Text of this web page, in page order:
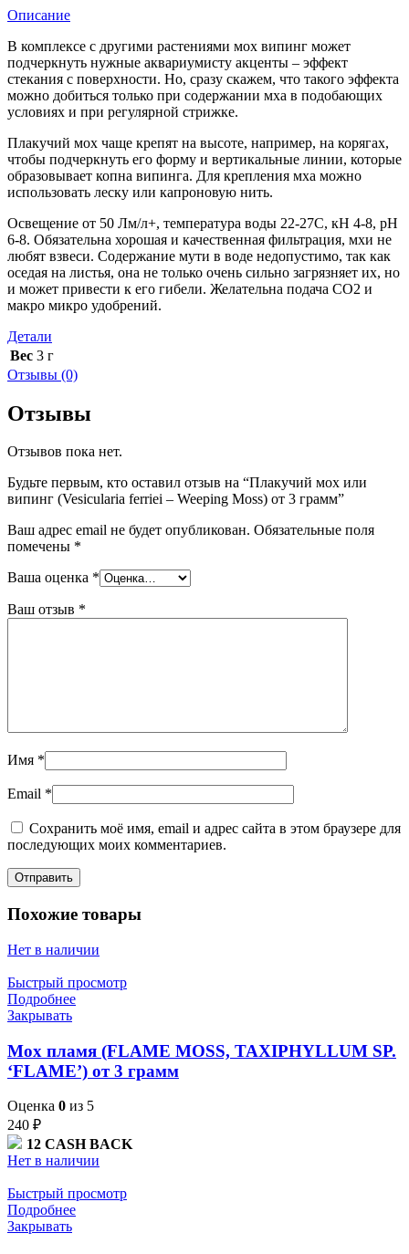
Описание
В комплексе с другими растениями мох випинг может
подчеркнуть нужные аквариумисту акценты – эффект
стекания с поверхности. Но, сразу скажем, что такого эффекта
можно добиться только при содержании мха в подобающих
условиях и при регулярной стрижке.
Плакучий мох чаще крепят на высоте, например, на корягах,
чтобы подчеркнуть его форму и вертикальные линии, которые
образовывает копна випинга. Для крепления мха можно
использовать леску или капроновую нить.
Освещение от 50 Лм/л+, температура воды 22-27С, кH 4-8, pH
6-8. Обязательна хорошая и качественная фильтрация, мхи не
любят взвеси. Содержание мути в воде недопустимо, так как
оседая на листья, она не только очень сильно загрязняет их, но
и может привести к его гибели. Желательна подача CO2 и
макро микро удобрений.
Детали
Вес 3 г
Отзывы (0)
Отзывы
Отзывов пока нет.
Будьте первым, кто оставил отзыв на “Плакучий мох или
випинг (Vesicularia ferriei – Weeping Moss) от 3 грамм”
Ваш адрес email не будет опубликован. Обязательные поля
помечены *
Ваша оценка *
Ваш отзыв *
Имя *
Email *
Сохранить моё имя, email и адрес сайта в этом браузере для
последующих моих комментариев.
Похожие товары
Нет в наличии
Быстрый просмотр
Подробнее
Закрывать
Мох пламя (FLAME MOSS, TAXIPHYLLUM SP.
‘FLAME’) от 3 грамм
Оценка 0 из 5
240 ₽
12 CASH BACK
Нет в наличии
Быстрый просмотр
Подробнее
Закрывать